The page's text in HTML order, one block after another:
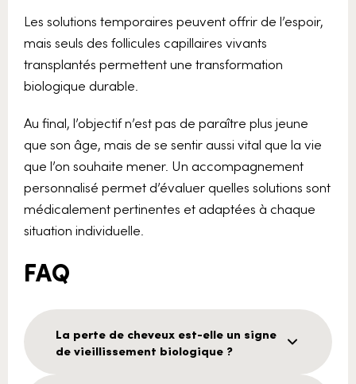
Les solutions temporaires peuvent offrir de l’espoir,
mais seuls des follicules capillaires vivants
transplantés permettent une transformation
biologique durable.
Au final, l’objectif n’est pas de paraître plus jeune
que son âge, mais de se sentir aussi vital que la vie
que l’on souhaite mener. Un accompagnement
personnalisé permet d’évaluer quelles solutions sont
médicalement pertinentes et adaptées à chaque
situation individuelle.
FAQ
La perte de cheveux est-elle un signe
de vieillissement biologique ?